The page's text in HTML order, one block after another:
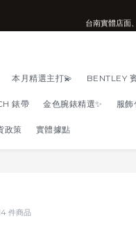
台南實體店面
本月精選主打💫 BENTLEY
錶帶 金色腕錶精選✨ 服飾
政策 實體據點
件商品